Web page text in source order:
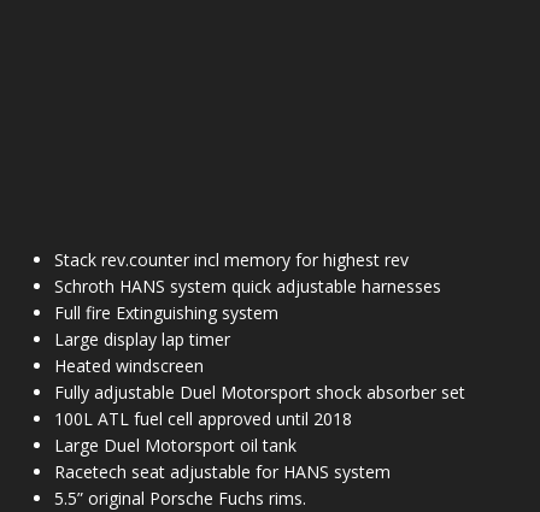
Stack rev.counter incl memory for highest rev
Schroth HANS system quick adjustable harnesses
Full fire Extinguishing system
Large display lap timer
Heated windscreen
Fully adjustable Duel Motorsport shock absorber set
100L ATL fuel cell approved until 2018
Large Duel Motorsport oil tank
Racetech seat adjustable for HANS system
5.5” original Porsche Fuchs rims.